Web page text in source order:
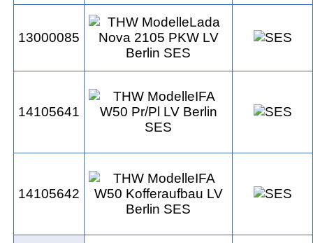
13000085
14105641
14105642